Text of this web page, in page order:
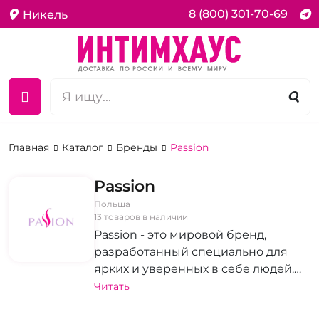
Никель 8 (800) 301-70-69
Главная Каталог Бренды Passion
Passion
Польша
13 товаров в наличии
Passion - это мировой бренд,
разработанный специально для
ярких и уверенных в себе людей.
Ассортимент включает
Читать